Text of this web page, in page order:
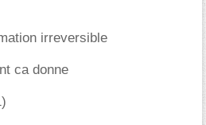
irreversible
ca donne